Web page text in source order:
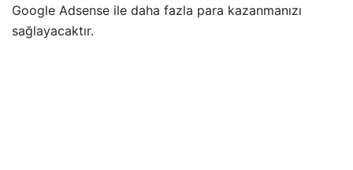
Google Adsense ile daha fazla para kazanmanızı
sağlayacaktır.